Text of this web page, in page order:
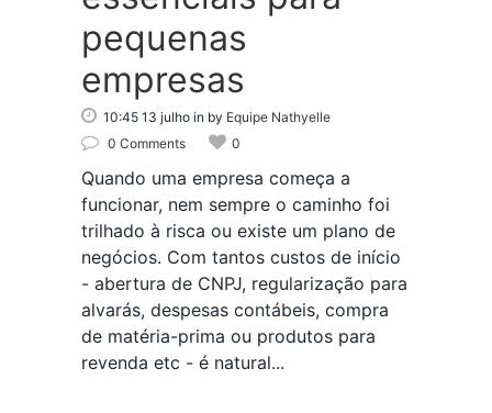
pequenas
empresas
10:45 13 julho in by Equipe Nathyelle
0 Comments
0
Quando uma empresa começa a
funcionar, nem sempre o caminho foi
trilhado à risca ou existe um plano de
negócios. Com tantos custos de início
- abertura de CNPJ, regularização para
alvarás, despesas contábeis, compra
de matéria-prima ou produtos para
revenda etc - é natural...